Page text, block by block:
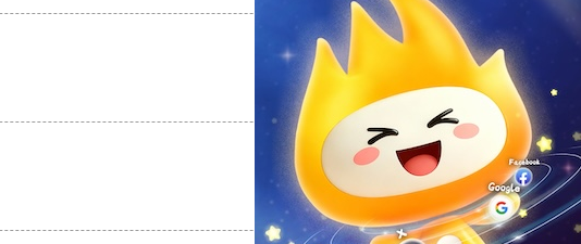
反对 [0]
支持[0] 反对[0]